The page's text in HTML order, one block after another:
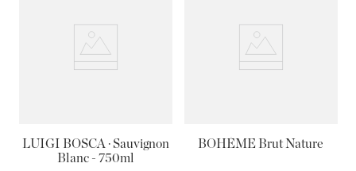
LUIGI BOSCA · Sauvignon
Blanc - 750ml
BOHÈME Brut Nature